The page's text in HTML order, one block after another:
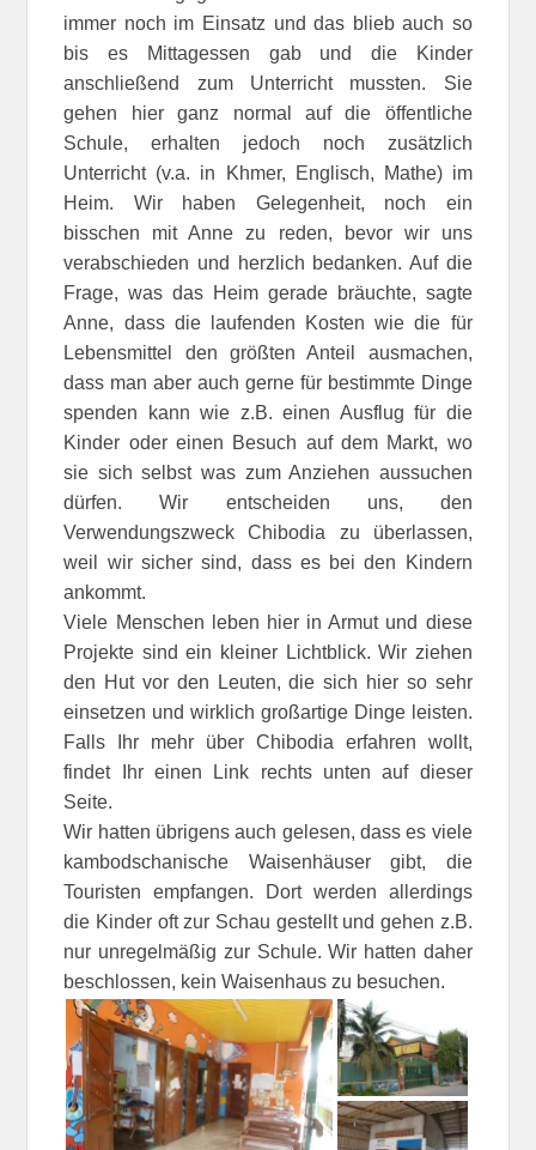
immer noch im Einsatz und das blieb auch so
bis es Mittagessen gab und die Kinder
anschließend zum Unterricht mussten. Sie
gehen hier ganz normal auf die öffentliche
Schule, erhalten jedoch noch zusätzlich
Unterricht (v.a. in Khmer, Englisch, Mathe) im
Heim. Wir haben Gelegenheit, noch ein
bisschen mit Anne zu reden, bevor wir uns
verabschieden und herzlich bedanken. Auf die
Frage, was das Heim gerade bräuchte, sagte
Anne, dass die laufenden Kosten wie die für
Lebensmittel den größten Anteil ausmachen,
dass man aber auch gerne für bestimmte Dinge
spenden kann wie z.B. einen Ausflug für die
Kinder oder einen Besuch auf dem Markt, wo
sie sich selbst was zum Anziehen aussuchen
dürfen. Wir entscheiden uns, den
Verwendungszweck Chibodia zu überlassen,
weil wir sicher sind, dass es bei den Kindern
ankommt.
Viele Menschen leben hier in Armut und diese
Projekte sind ein kleiner Lichtblick. Wir ziehen
den Hut vor den Leuten, die sich hier so sehr
einsetzen und wirklich großartige Dinge leisten.
Falls Ihr mehr über Chibodia erfahren wollt,
findet Ihr einen Link rechts unten auf dieser
Seite.
Wir hatten übrigens auch gelesen, dass es viele
kambodschanische Waisenhäuser gibt, die
Touristen empfangen. Dort werden allerdings
die Kinder oft zur Schau gestellt und gehen z.B.
nur unregelmäßig zur Schule. Wir hatten daher
beschlossen, kein Waisenhaus zu besuchen.